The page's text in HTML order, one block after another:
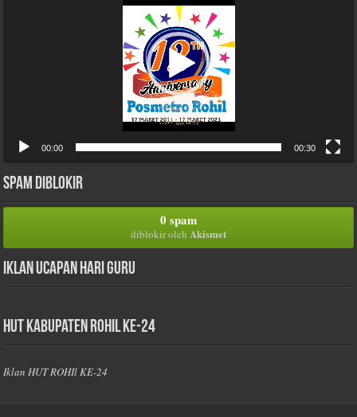
00:00 00:30
Spam Diblokir
0 spam
diblokir oleh Akismet
Iklan Ucapan Hari Guru
HUT Kabupaten Rohil Ke-24
Iklan HUT ROHIl KE-24